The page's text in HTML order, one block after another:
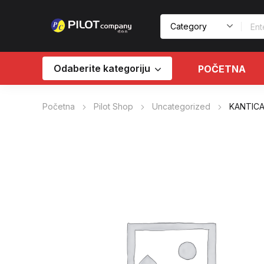
Odaberite kategoriju POČETNA
Početna Pilot Shop Uncategorized